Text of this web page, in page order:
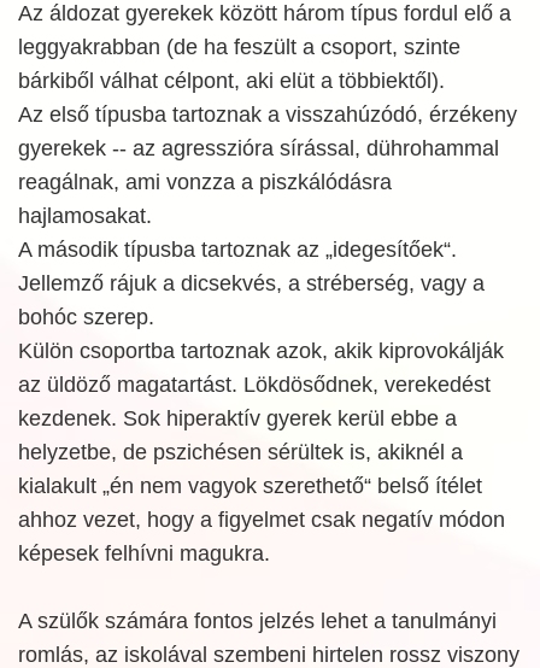
Az áldozat gyerekek között három típus fordul elő a
leggyakrabban (de ha feszült a csoport, szinte
bárkiből válhat célpont, aki elüt a többiektől).
Az első típusba tartoznak a visszahúzódó, érzékeny
gyerekek -- az agresszióra sírással, dührohammal
reagálnak, ami vonzza a piszkálódásra
hajlamosakat.
A második típusba tartoznak az „idegesítőek“.
Jellemző rájuk a dicsekvés, a stréberség, vagy a
bohóc szerep.
Külön csoportba tartoznak azok, akik kiprovokálják
az üldöző magatartást. Lökdösődnek, verekedést
kezdenek. Sok hiperaktív gyerek kerül ebbe a
helyzetbe, de pszichésen sérültek is, akiknél a
kialakult „én nem vagyok szerethető“ belső ítélet
ahhoz vezet, hogy a figyelmet csak negatív módon
képesek felhívni magukra.
A szülők számára fontos jelzés lehet a tanulmányi
romlás, az iskolával szembeni hirtelen rossz viszony